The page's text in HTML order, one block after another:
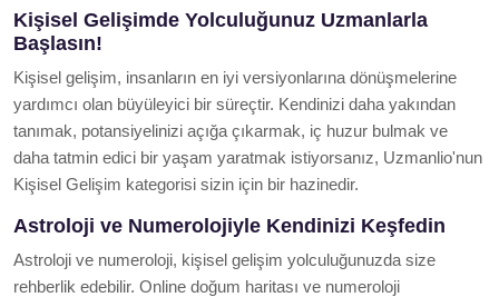
Kişisel Gelişimde Yolculuğunuz Uzmanlarla
Başlasın!
Kişisel gelişim, insanların en iyi versiyonlarına dönüşmelerine
yardımcı olan büyüleyici bir süreçtir. Kendinizi daha yakından
tanımak, potansiyelinizi açığa çıkarmak, iç huzur bulmak ve
daha tatmin edici bir yaşam yaratmak istiyorsanız, Uzmanlio'nun
Kişisel Gelişim kategorisi sizin için bir hazinedir.
Astroloji ve Numerolojiyle Kendinizi Keşfedin
Astroloji ve numeroloji, kişisel gelişim yolculuğunuzda size
rehberlik edebilir. Online doğum haritası ve numeroloji